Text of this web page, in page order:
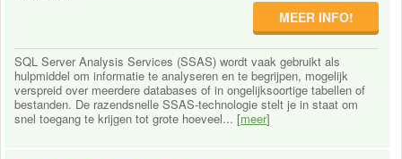
MEER INFO!
SQL Server Analysis Services (SSAS) wordt vaak gebruikt als
hulpmiddel om informatie te analyseren en te begrijpen, mogelijk
verspreid over meerdere databases of in ongelijksoortige tabellen of
bestanden. De razendsnelle SSAS-technologie stelt je in staat om
snel toegang te krijgen tot grote hoeveel... [meer]